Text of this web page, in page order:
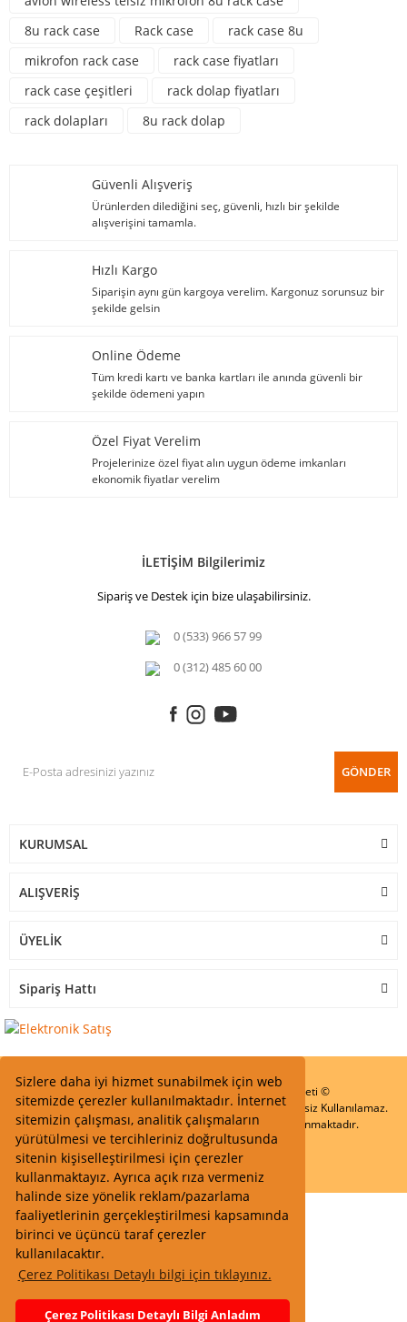
Sizlere daha iyi hizmet sunabilmek için web
sitemizde çerezler kullanılmaktadır. İnternet
sitemizin çalışması, analitik çalışmaların
yürütülmesi ve tercihleriniz doğrultusunda
sitenin kişiselleştirilmesi için çerezler
kullanmaktayız. Ayrıca açık rıza vermeniz
halinde size yönelik reklam/pazarlama
faaliyetlerinin gerçekleştirilmesi kapsamında
birinci ve üçüncü taraf çerezler
kullanılacaktır.
Çerez Politikası Detaylı bilgi için tıklayınız.
Çerez Politikası Detaylı Bilgi Anladım
8u rack case
Rack case
rack case 8u
mikrofon rack case
rack case fiyatları
rack case çeşitleri
rack dolap fiyatları
rack dolapları
8u rack dolap
Güvenli Alışveriş
Ürünlerden dilediğini seç, güvenli, hızlı bir şekilde
alışverişini tamamla.
Hızlı Kargo
Siparişin aynı gün kargoya verelim. Kargonuz sorunsuz bir
şekilde gelsin
Online Ödeme
Tüm kredi kartı ve banka kartları ile anında güvenli bir
şekilde ödemeni yapın
Özel Fiyat Verelim
Projelerinize özel fiyat alın uygun ödeme imkanları
ekonomik fiyatlar verelim
İLETİŞİM Bilgilerimiz
Sipariş ve Destek için bize ulaşabilirsiniz.
0 (533) 966 57 99
0 (312) 485 60 00
GÖNDER
KURUMSAL
ALIŞVERİŞ
ÜYELİK
Sipariş Hattı
Start Elektronik Sanayi ve Ticaret Limited Şirketi ©
Resimler Yazılar ve İçeriklerin Tüm hakları saklıdır ve İzinsiz Kullanılamaz.
Kredi kartı bilgileriniz 256bit SSL Sertifikası ile Korunmaktadır.